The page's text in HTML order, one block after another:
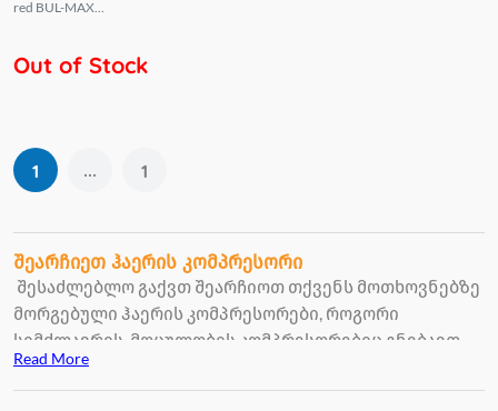
red BUL-MAX...
Out of Stock
1 ... 1
შეარჩიეთ ჰაერის კომპრესორი
შესაძლებლო გაქვთ შეარჩიოთ თქვენს მოთხოვნებზე
მორგებული ჰაერის კომპრესორები, როგორი
სიმძლავრის, მოცულობის კომპრესორებიც გნებავთ.
ჩვენ გთავაზობთ
Read More